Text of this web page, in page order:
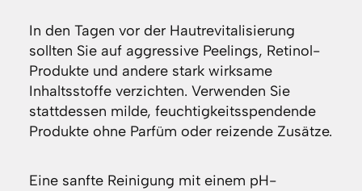
In den Tagen vor der Hautrevitalisierung
sollten Sie auf aggressive Peelings, Retinol-
Produkte und andere stark wirksame
Inhaltsstoffe verzichten. Verwenden Sie
stattdessen milde, feuchtigkeitsspendende
Produkte ohne Parfüm oder reizende Zusätze.
Eine sanfte Reinigung mit einem pH-